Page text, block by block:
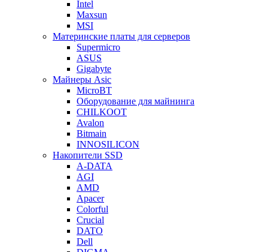
Intel
Maxsun
MSI
Материнские платы для серверов
Supermicro
ASUS
Gigabyte
Майнеры Asic
MicroBT
Оборудование для майнинга
CHILKOOT
Avalon
Bitmain
INNOSILICON
Накопители SSD
A-DATA
AGI
AMD
Apacer
Colorful
Crucial
DATO
Dell